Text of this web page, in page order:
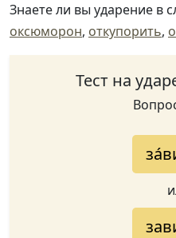
Знаете ли вы ударение в
оксюморон, откупорить,
Тест на